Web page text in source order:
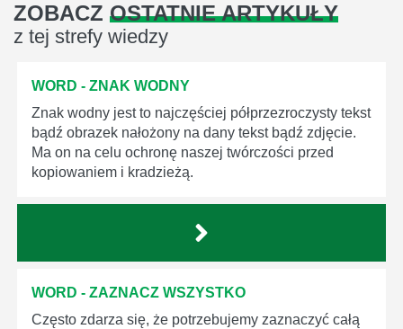
ZOBACZ OSTATNIE ARTYKUŁY
z tej strefy wiedzy
WORD - ZNAK WODNY
Znak wodny jest to najczęściej półprzezroczysty tekst
bądź obrazek nałożony na dany tekst bądź zdjęcie.
Ma on na celu ochronę naszej twórczości przed
kopiowaniem i kradzieżą.
WORD - ZAZNACZ WSZYSTKO
Często zdarza się, że potrzebujemy zaznaczyć całą